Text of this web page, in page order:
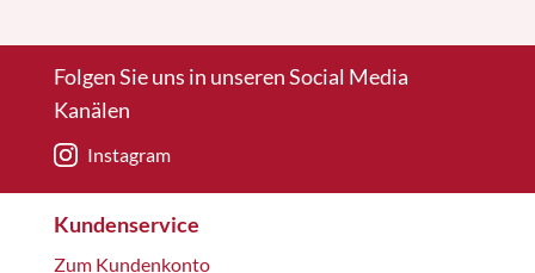
Folgen Sie uns in unseren Social Media
Kanälen
Instagram
Kundenservice
Zum Kundenkonto